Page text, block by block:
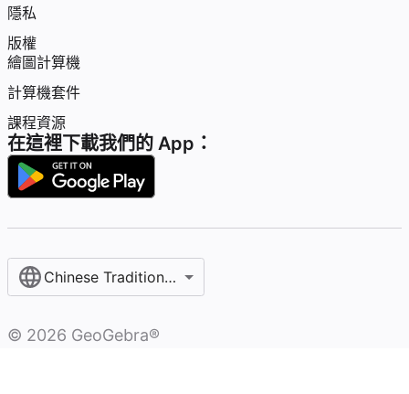
隱私
版權
繪圖計算機
計算機套件
課程資源
在這裡下載我們的 App：
Chinese Traditional / 繁體中文
© 2026 GeoGebra®